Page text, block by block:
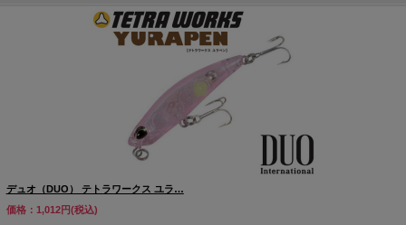
デュオ（DUO） テトラワークス ユラ…
価格：1,012円(税込)